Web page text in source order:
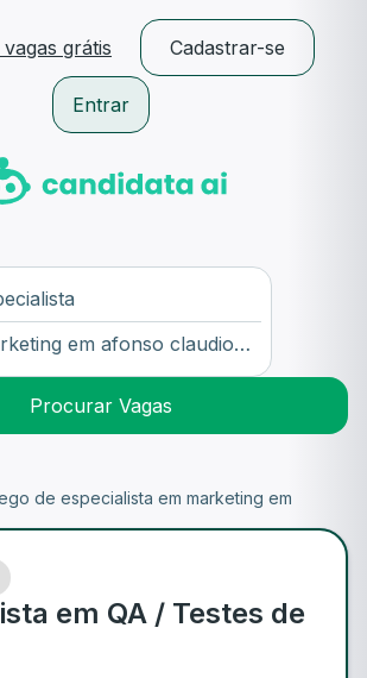
grátis Cadastrar-se
Entrar
Procurar Vagas
de especialista em marketing em
em QA / Testes de